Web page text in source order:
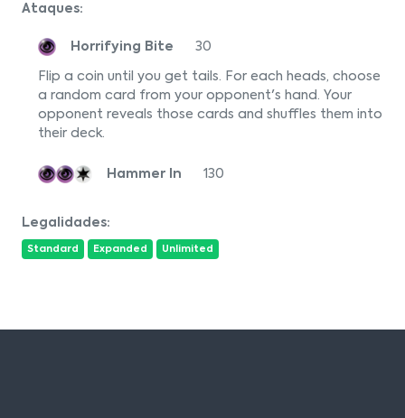
Ataques:
Horrifying Bite 30
Flip a coin until you get tails. For each heads, choose
a random card from your opponent's hand. Your
opponent reveals those cards and shuffles them into
their deck.
Hammer In 130
Legalidades:
Standard Expanded Unlimited